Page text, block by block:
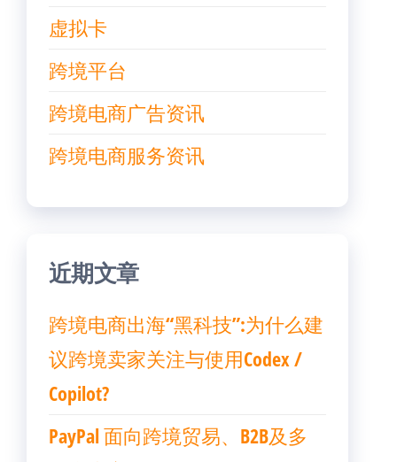
虚拟卡
跨境平台
跨境电商广告资讯
跨境电商服务资讯
近期文章
跨境电商出海“黑科技”:为什么建
议跨境卖家关注与使用Codex /
Copilot?
PayPal 面向跨境贸易、B2B及多